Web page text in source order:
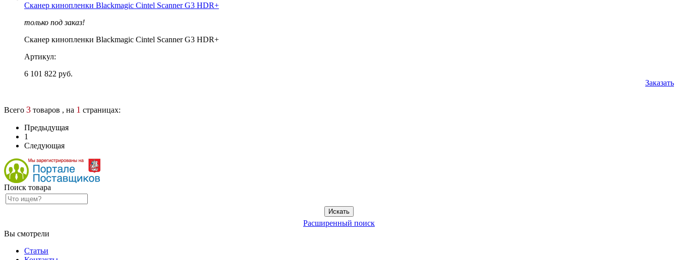
Сканер кинопленки Blackmagic Cintel Scanner G3 HDR+
только под заказ!
Сканер кинопленки Blackmagic Cintel Scanner G3 HDR+
Артикул:
6 101 822 руб.
Заказать
Всего 3 товаров , на 1 страницах:
Предыдущая
1
Следующая
Поиск товара
Расширенный поиск
Вы смотрели
Статьи